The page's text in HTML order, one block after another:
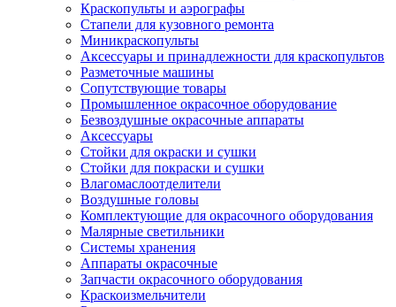
Краскопульты и аэрографы
Стапели для кузовного ремонта
Миникраскопульты
Аксессуары и принадлежности для краскопультов
Разметочные машины
Сопутствующие товары
Промышленное окрасочное оборудование
Безвоздушные окрасочные аппараты
Аксессуары
Стойки для окраски и сушки
Стойки для покраски и сушки
Влагомаслоотделители
Воздушные головы
Комплектующие для окрасочного оборудования
Малярные светильники
Системы хранения
Аппараты окрасочные
Запчасти окрасочного оборудования
Краскоизмельчители